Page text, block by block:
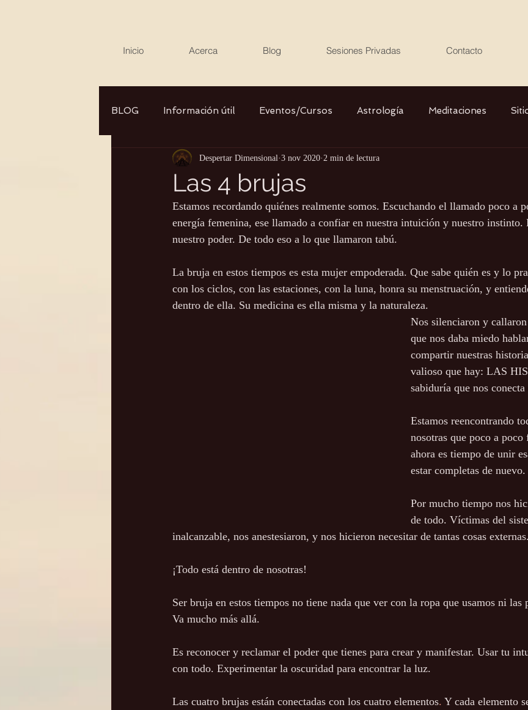
Inicio Acerca Blog Sesiones Privadas
Contacto
BLOG Información útil Eventos/Cursos Astrología Meditaciones
Canalizaciones/Entrevistas Libros Cristales
Aromaterapia/Herbolaria Agua Ciencia Salud Yoga Medio
Las 4 brujas
Despertar Dimensional 3 nov 2020 2 min de lectura
Estamos recordando quiénes realmente somos. Escuchando el llamado poco a
energía femenina, ese llamado a confiar en nuestra intuición y nuestro instinto.
nuestro poder. De todo eso a lo que llamaron tabú.
La bruja en estos tiempos es esta mujer empoderada. Que sabe quién es y lo
con los ciclos, con las estaciones, con la luna, honra su menstruación, y
dentro de ella. Su medicina es ella misma y la naturaleza.
Nos silenciaron y
que nos daba miedo
compartir nuestras
valioso que hay: LAS
sabiduría que nos
Estamos reencontrando
nosotras que poco a
ahora es tiempo de unir
estar completas de nuevo.
Por mucho tiempo nos
de todo. Víctimas del
inalcanzable, nos anestesiaron, y nos hicieron necesitar de tantas cosas externas.
¡Todo está dentro de nosotras!
Ser bruja en estos tiempos no tiene nada que ver con la ropa que usamos ni las
Va mucho más allá.
Es reconocer y reclamar el poder que tienes para crear y manifestar. Usar tu
con todo. Experimentar la oscuridad para encontrar la luz.
Las cuatro brujas están conectadas con los cuatro elementos. Y cada elemento